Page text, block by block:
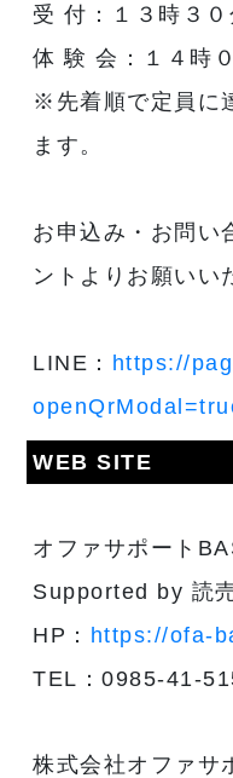
受 付：１３時３
体 験 会：１４時
※先着順で定員に
ます。
お申込み・お問い
ントよりお願いい
LINE： https://
WEB SITE
オファサポート
Supported by 読
HP： https://ofa-
TEL：0985-41-
株式会社オファサ